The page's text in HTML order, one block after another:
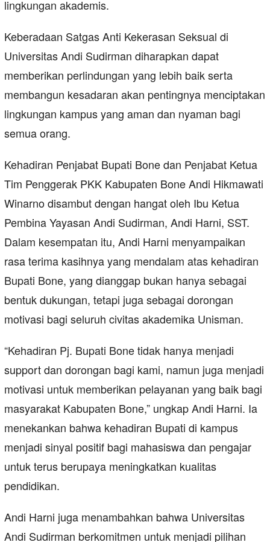
lingkungan akademis.
Keberadaan Satgas Anti Kekerasan Seksual di
Universitas Andi Sudirman diharapkan dapat
memberikan perlindungan yang lebih baik serta
membangun kesadaran akan pentingnya menciptakan
lingkungan kampus yang aman dan nyaman bagi
semua orang.
Kehadiran Penjabat Bupati Bone dan Penjabat Ketua
Tim Penggerak PKK Kabupaten Bone Andi Hikmawati
Winarno disambut dengan hangat oleh Ibu Ketua
Pembina Yayasan Andi Sudirman, Andi Harni, SST.
Dalam kesempatan itu, Andi Harni menyampaikan
rasa terima kasihnya yang mendalam atas kehadiran
Bupati Bone, yang dianggap bukan hanya sebagai
bentuk dukungan, tetapi juga sebagai dorongan
motivasi bagi seluruh civitas akademika Unisman.
“Kehadiran Pj. Bupati Bone tidak hanya menjadi
support dan dorongan bagi kami, namun juga menjadi
motivasi untuk memberikan pelayanan yang baik bagi
masyarakat Kabupaten Bone,” ungkap Andi Harni. Ia
menekankan bahwa kehadiran Bupati di kampus
menjadi sinyal positif bagi mahasiswa dan pengajar
untuk terus berupaya meningkatkan kualitas
pendidikan.
Andi Harni juga menambahkan bahwa Universitas
Andi Sudirman berkomitmen untuk menjadi pilihan